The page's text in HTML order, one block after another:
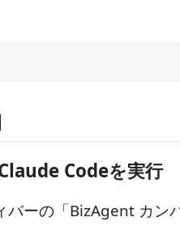
Codeを実行
バーの「BizAgent カン